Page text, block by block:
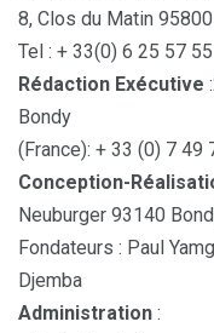
8, Clos du Matin
Tel : + 33(0) 6 25 57
Rédaction Exécutive
Bondy
(France): + 33 (0) 7 49
Conception-
Neuburger 93140
Fondateurs : Paul
Djemba
Administration :